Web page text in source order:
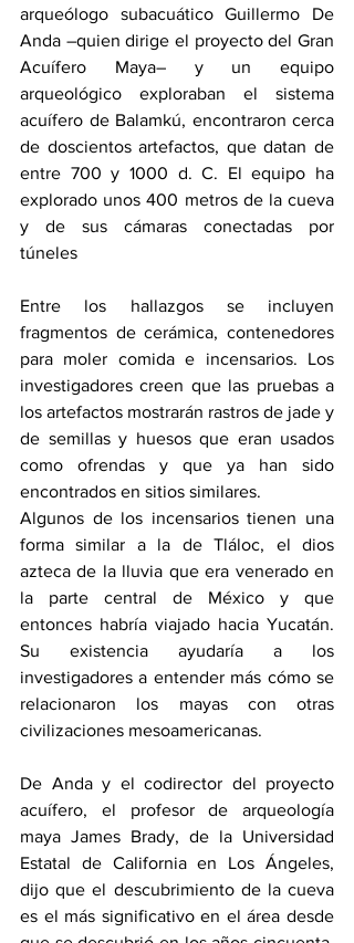
arqueólogo subacuático Guillermo De
Anda –quien dirige el proyecto del Gran
Acuífero Maya– y un equipo
arqueológico exploraban el sistema
acuífero de Balamkú, encontraron cerca
de doscientos artefactos, que datan de
entre 700 y 1000 d. C. El equipo ha
explorado unos 400 metros de la cueva
y de sus cámaras conectadas por
túneles
Entre los hallazgos se incluyen
fragmentos de cerámica, contenedores
para moler comida e incensarios. Los
investigadores creen que las pruebas a
los artefactos mostrarán rastros de jade y
de semillas y huesos que eran usados
como ofrendas y que ya han sido
encontrados en sitios similares.
Algunos de los incensarios tienen una
forma similar a la de Tláloc, el dios
azteca de la lluvia que era venerado en
la parte central de México y que
entonces habría viajado hacia Yucatán.
Su existencia ayudaría a los
investigadores a entender más cómo se
relacionaron los mayas con otras
civilizaciones mesoamericanas.
De Anda y el codirector del proyecto
acuífero, el profesor de arqueología
maya James Brady, de la Universidad
Estatal de California en Los Ángeles,
dijo que el descubrimiento de la cueva
es el más significativo en el área desde